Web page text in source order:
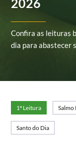
2026
Confira as leituras
dia para abastecer
1ª Leitura Salmo
Santo do Dia